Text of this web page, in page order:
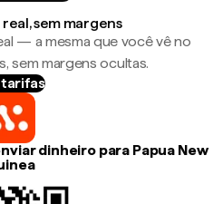
sem margens
— a mesma que você vê no
sem margens ocultas.
dinheiro para Papua New